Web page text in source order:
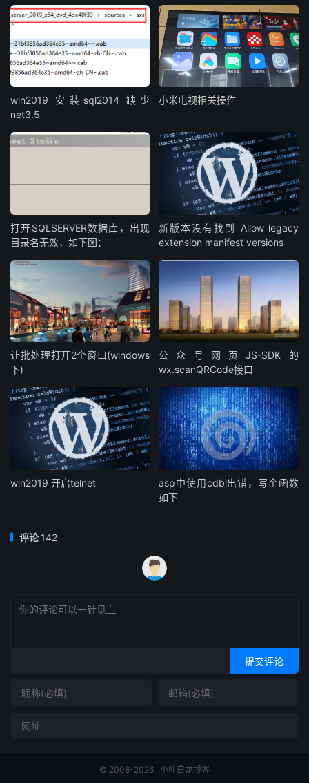
win2019 安装sql2014 缺少
net3.5
小米电视相关操作
打开SQLSERVER数据库，出现
目录名无效，如下图：
新版本没有找到 Allow legacy
extension manifest versions
让批处理打开2个窗口(windows
下)
公众号网页JS-SDK的
wx.scanQRCode接口
win2019 开启telnet
asp中使用cdbl出错，写个函数
如下
评论142
提交评论
© 2008-2026 小叶白龙博客